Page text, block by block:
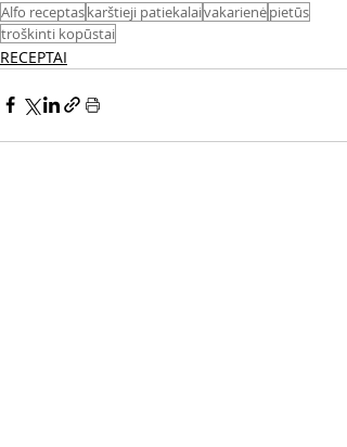
Alfo receptaskarštieji patiekalaivakarienėpietūs
troškinti kopūstai
RECEPTAI